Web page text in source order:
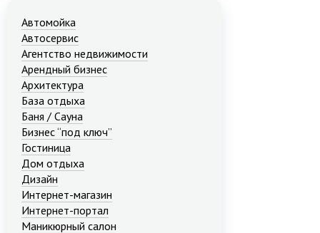
Автомойка
Автосервис
Агентство недвижимости
Арендный бизнес
Архитектура
База отдыха
Баня / Сауна
Бизнес “под ключ”
Гостиница
Дом отдыха
Дизайн
Интернет-магазин
Интернет-портал
Маникюрный салон